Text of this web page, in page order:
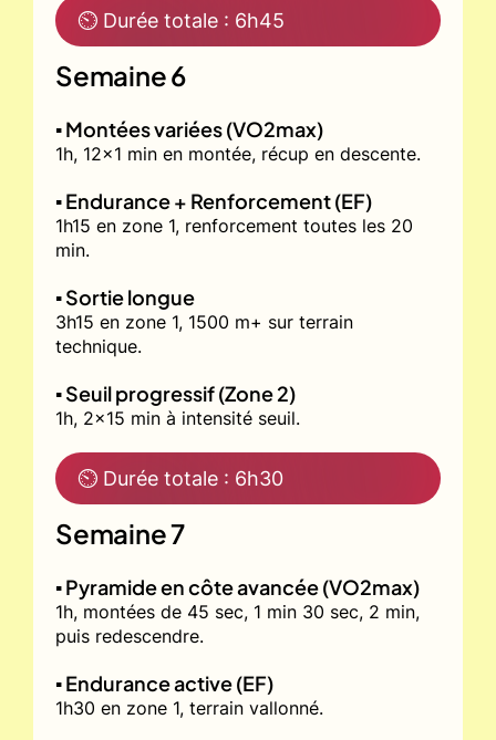
⏲ Durée totale : 6h45
Semaine 6
▪️ Montées variées (VO2max)
1h, 12x1 min en montée, récup en descente.
▪️ Endurance + Renforcement (EF)
1h15 en zone 1, renforcement toutes les 20
min.
▪️ Sortie longue
3h15 en zone 1, 1500 m+ sur terrain
technique.
▪️ Seuil progressif (Zone 2)
1h, 2x15 min à intensité seuil.
⏲ Durée totale : 6h30
Semaine 7
▪️ Pyramide en côte avancée (VO2max)
1h, montées de 45 sec, 1 min 30 sec, 2 min,
puis redescendre.
▪️ Endurance active (EF)
1h30 en zone 1, terrain vallonné.